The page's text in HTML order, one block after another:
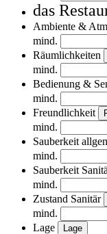
das
Ambiente &
mind.
Räumlichkeiten
mind.
Bedienung &
mind.
Freundlichkeit
mind.
Sauberkeit
mind.
Sauberkeit
mind.
Zustand Sanitär
mind.
Lage
Lage